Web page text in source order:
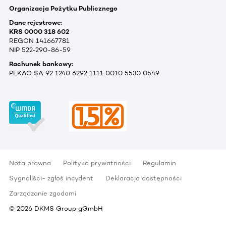
Organizacja Pożytku Publicznego
Dane rejestrowe:
KRS 0000 318 602
REGON 141667781
NIP 522-290-86-59
Rachunek bankowy:
PEKAO SA 92 1240 6292 1111 0010 5530 0549
Nota prawna Polityka prywatności
Regulamin
Sygnaliści- zgłoś incydent
Deklaracja dostępności
Zarządzanie zgodami
© 2026 DKMS Group gGmbH